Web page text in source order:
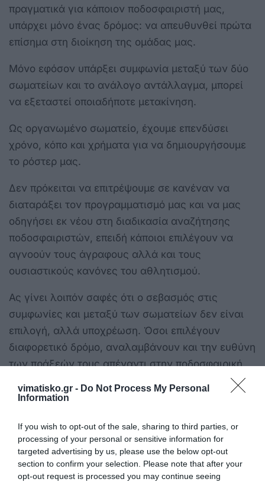
vimatisko.gr - Do Not Process My Personal
Information
If you wish to opt-out of the sale, sharing to third parties, or
processing of your personal or sensitive information for
targeted advertising by us, please use the below opt-out
section to confirm your selection. Please note that after your
opt-out request is processed you may continue seeing
πραγματικά για κάποιον ποδοσφαιριστή μας,
υπάρχει μόνο ένας δρόμος: να απευθυνθεί πρώτα
επίσημα στη διοίκηση της ομάδας μας.
Μόνο εφόσον υπάρξει συμφωνία μεταξύ των δύο
σωματείων και το ανάλογο αντάλλαγμα, μπορεί
να εξεταστεί οποιαδήποτε μετακίνηση.
Ως οργανωμένο σωματείο, έχουμε επενδύσει
χρόνο, κόπο και χρήματα για να δημιουργήσουμε
το ρόστερ μας.
Δεν πρόκειται να επιτρέψουμε σε κανέναν να
διαταράξει τον προγραμματισμό μας και να μας
οδηγήσει εκ νέου στη διαδικασία αναζήτησης
ποδοσφαιριστών, επειδή κάποιοι επιλέγουν να
αγνοούν τους άγραφους αλλά και τους
ουσιαστικούς κανόνες του αθλητισμού.
Ας γίνει λοιπόν σαφές ότι ο σεβασμός στις
συμφωνίες και μεταξύ των σωματείων δεν είναι
επιλογή, αλλά υποχρέωση. Όσοι επιλέγουν
διαφορετικό δρόμο, αναλαμβάνουν και την ευθύνη
των πράξεών τους απέναντι στην ποδοσφαιρική
Α.Σ. ΔΟΞΑ ΚΑΡΔΑΜΑΙΝΑΣ